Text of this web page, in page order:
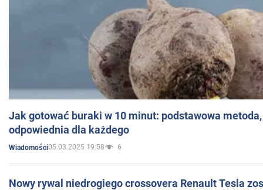
Jak gotować buraki w 10 minut: podstawowa
odpowiednia dla każdego
Wiadomości05.03.2025 19:58 6
Nowy rywal niedrogiego crossovera Renault Tesla